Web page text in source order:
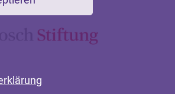
Unterstützung der